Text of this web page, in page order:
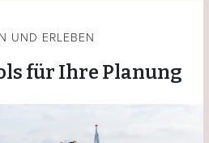
UND ERLEBEN
für Ihre Planung